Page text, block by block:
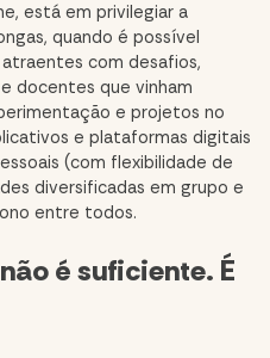
está em privilegiar a
quando é possível
com desafios,
docentes que vinham
e projetos no
e plataformas digitais
(com flexibilidade de
diversificadas em grupo e
entre todos.
é suficiente. É